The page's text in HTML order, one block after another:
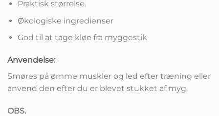
Praktisk størrelse
Økologiske ingredienser
God til at tage kløe fra myggestik
Anvendelse:
Smøres på ømme muskler og led efter træning eller
anvend den efter du er blevet stukket af myg
OBS.